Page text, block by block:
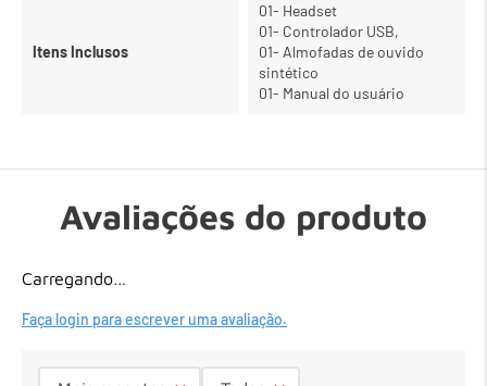
Itens Inclusos
01- Headset
01- Controlador USB,
01- Almofadas de ouvido
sintético
01- Manual do usuário
Avaliações do produto
Carregando…
Faça login para escrever uma avaliação.